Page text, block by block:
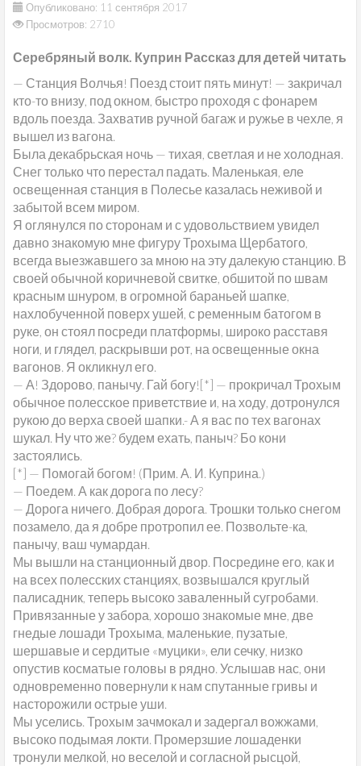
Опубликовано: 11 сентября 2017
Просмотров: 2710
Серебряный волк. Куприн Рассказ для детей читать
— Станция Волчья! Поезд стоит пять минут! — закричал
кто-то внизу, под окном, быстро проходя с фонарем
вдоль поезда. Захватив ручной багаж и ружье в чехле, я
вышел из вагона.
Была декабрьская ночь — тихая, светлая и не холодная.
Снег только что перестал падать. Маленькая, еле
освещенная станция в Полесье казалась неживой и
забытой всем миром.
Я оглянулся по сторонам и с удовольствием увидел
давно знакомую мне фигуру Трохыма Щербатого,
всегда выезжавшего за мною на эту далекую станцию. В
своей обычной коричневой свитке, обшитой по швам
красным шнуром, в огромной бараньей шапке,
нахлобученной поверх ушей, с ременным батогом в
руке, он стоял посреди платформы, широко расставя
ноги, и глядел, раскрывши рот, на освещенные окна
вагонов. Я окликнул его.
— А! Здорово, панычу. Гай богу![*] — прокричал Трохым
обычное полесское приветствие и, на ходу, дотронулся
рукою до верха своей шапки.- А я вас по тех вагонах
шукал. Ну что же? будем ехать, паныч? Бо кони
застоялись.
[*] — Помогай богом! (Прим. А. И. Куприна.)
— Поедем. А как дорога по лесу?
— Дорога ничего. Добрая дорога. Трошки только снегом
позамело, да я добре протропил ее. Позвольте-ка,
панычу, ваш чумардан.
Мы вышли на станционный двор. Посредине его, как и
на всех полесских станциях, возвышался круглый
палисадник, теперь высоко заваленный сугробами.
Привязанные у забора, хорошо знакомые мне, две
гнедые лошади Трохыма, маленькие, пузатые,
шершавые и сердитые «муцики», ели сечку, низко
опустив косматые головы в рядно. Услышав нас, они
одновременно повернули к нам спутанные гривы и
насторожили острые уши.
Мы уселись. Трохым зачмокал и задергал вожжами,
высоко подымая локти. Промерзшие лошаденки
тронули мелкой, но веселой и согласной рысцой,